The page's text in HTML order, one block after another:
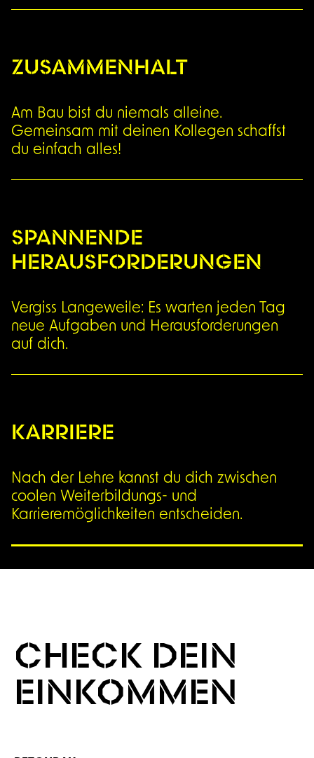
ZUSAMMENHALT
Am Bau bist du niemals alleine.
Gemeinsam mit deinen Kollegen schaffst
du einfach alles!
SPANNENDE
HERAUSFORDERUNGEN
Vergiss Langeweile: Es warten jeden Tag
neue Aufgaben und Herausforderungen
auf dich.
KARRIERE
Nach der Lehre kannst du dich zwischen
coolen Weiterbildungs- und
Karrieremöglichkeiten entscheiden.
CHECK DEIN
EINKOMMEN